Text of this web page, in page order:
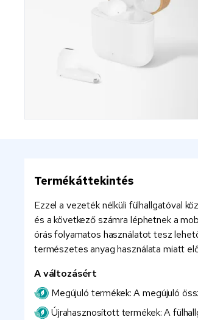
Termékáttekintés
Ezzel a vezeték nélküli fülhallgatóval
és a következő számra léphetnek a
órás folyamatos használatot tesz
természetes anyag használata miatt
A változásért
Megújuló termékek: A megújuló
Újrahasznosított termékek: A